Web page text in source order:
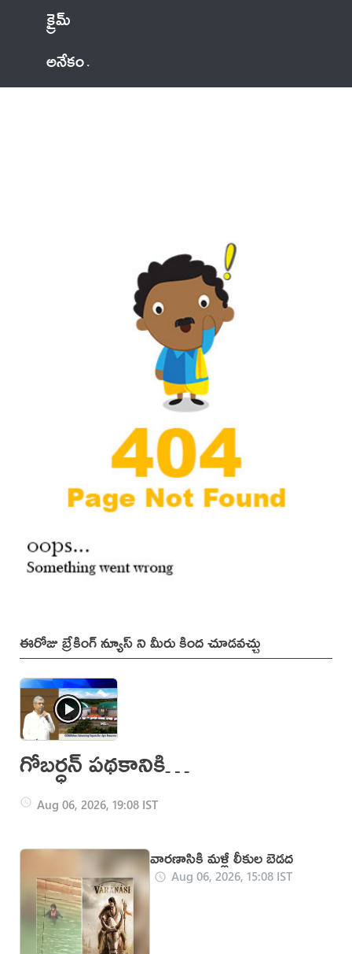
క్రైమ్
అనేకం
ఈరోజు బ్రేకింగ్ న్యూస్ ని మీరు కింద చూడవచ్చు
గోబర్ధన్ పథకానికి
కేంద్ర కేబినెట్
ఆమోదం..
రూ.23,731 కోట్లు
కేటాయింపు
Aug 06, 2026, 19:08 IST
వారణాసికి మళ్లీ లీకుల బెడద
Aug 06, 2026, 15:08 IST